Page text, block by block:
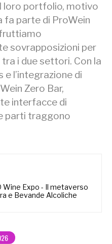
loro portfolio, motivo
fa parte di ProWein
sovrapposizioni per
i due settori. Con la
l’integrazione di
Zero Bar,
interfacce di
parti traggono
Wine Expo - Il metaverso
e Bevande Alcoliche